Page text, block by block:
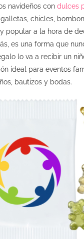
navideños con dulces
chicles,
popular a la hora de
es una forma que
lo va a recibir un
ideal para eventos
bautizos y bodas.